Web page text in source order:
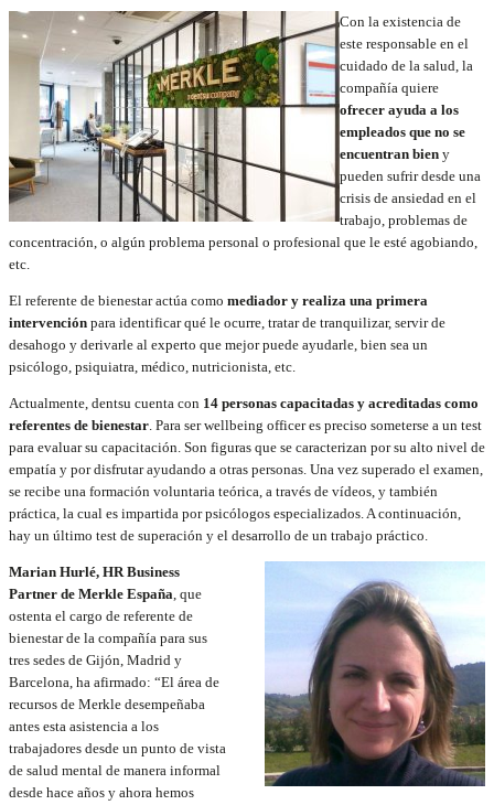
Con la existencia de
este responsable en el
cuidado de la salud, la
compañía quiere
ofrecer ayuda a los
empleados que no se
encuentran bien y
pueden sufrir desde una
crisis de ansiedad en el
trabajo, problemas de
concentración, o algún problema personal o profesional que le esté agobiando,
etc.
El referente de bienestar actúa como mediador y realiza una primera
intervención para identificar qué le ocurre, tratar de tranquilizar, servir de
desahogo y derivarle al experto que mejor puede ayudarle, bien sea un
psicólogo, psiquiatra, médico, nutricionista, etc.
Actualmente, dentsu cuenta con 14 personas capacitadas y acreditadas como
referentes de bienestar. Para ser wellbeing officer es preciso someterse a un test
para evaluar su capacitación. Son figuras que se caracterizan por su alto nivel de
empatía y por disfrutar ayudando a otras personas. Una vez superado el examen,
se recibe una formación voluntaria teórica, a través de vídeos, y también
práctica, la cual es impartida por psicólogos especializados. A continuación,
hay un último test de superación y el desarrollo de un trabajo práctico.
Marian Hurlé, HR Business
Partner de Merkle España, que
ostenta el cargo de referente de
bienestar de la compañía para sus
tres sedes de Gijón, Madrid y
Barcelona, ha afirmado: “El área de
recursos de Merkle desempeñaba
antes esta asistencia a los
trabajadores desde un punto de vista
de salud mental de manera informal
desde hace años y ahora hemos